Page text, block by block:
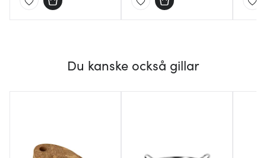
Du kanske också gillar